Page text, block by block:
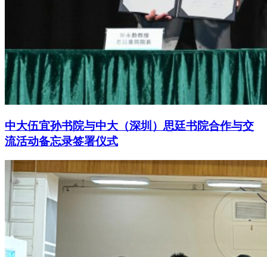
中大伍宜孙书院与中大（深圳）思廷书院合作与交
流活动备忘录签署仪式